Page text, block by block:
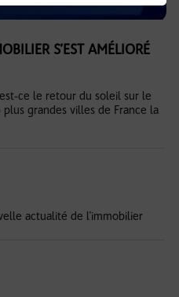
S’EST AMÉLIORÉ
ce le retour du soleil sur le
grandes villes de France la
actualité de l'immobilier